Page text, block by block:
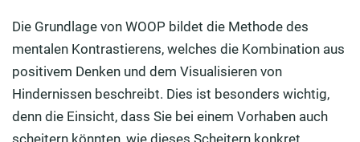
Die Grundlage von WOOP bildet die Methode des
mentalen Kontrastierens, welches die Kombination aus
positivem Denken und dem Visualisieren von
Hindernissen beschreibt. Dies ist besonders wichtig,
denn die Einsicht, dass Sie bei einem Vorhaben auch